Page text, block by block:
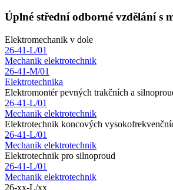
Úplné střední odborné vzdělání s
Elektromechanik v dole
26-41-L/01
Mechanik elektrotechnik
26-41-M/01
Elektrotechnika
Elektromontér pevných trakčních a
26-41-L/01
Mechanik elektrotechnik
Elektrotechnik koncových
26-41-L/01
Mechanik elektrotechnik
Elektrotechnik pro silnoproud
26-41-L/01
Mechanik elektrotechnik
26-xx-L/xx